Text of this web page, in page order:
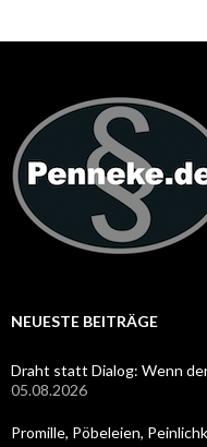
NEUESTE BEITRÄGE
Draht statt Dialog: Wenn
05.08.2026
Promille, Pöbeleien,